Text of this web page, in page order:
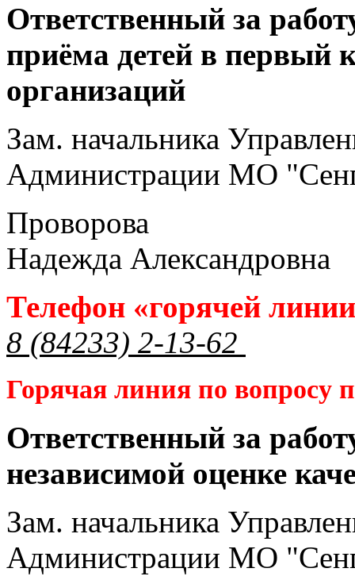
Ответственный за
приёма детей в первый
организаций
Зам. начальника
Администрации МО
Проворова
Надежда Александровна
Телефон «горячей
8 (84233) 2-13-62
Горячая линия по вопросу
Ответственный за
независимой оценке
Зам. начальника
Администрации МО